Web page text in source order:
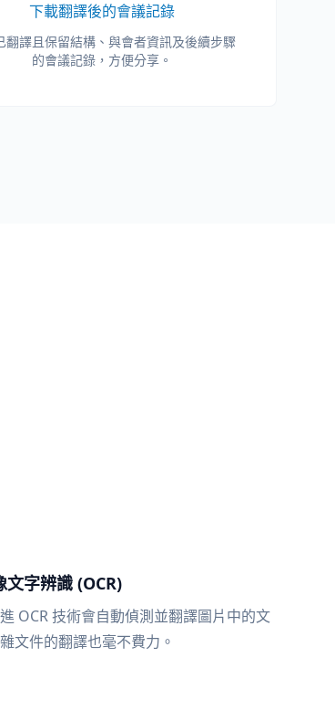
下載翻譯後的會議記錄
翻譯且保留結構、與會者資訊及後續步驟
的會議記錄，方便分享。
文字辨識 (OCR)
OCR 技術會自動偵測並翻譯圖片中的文
文件的翻譯也毫不費力。